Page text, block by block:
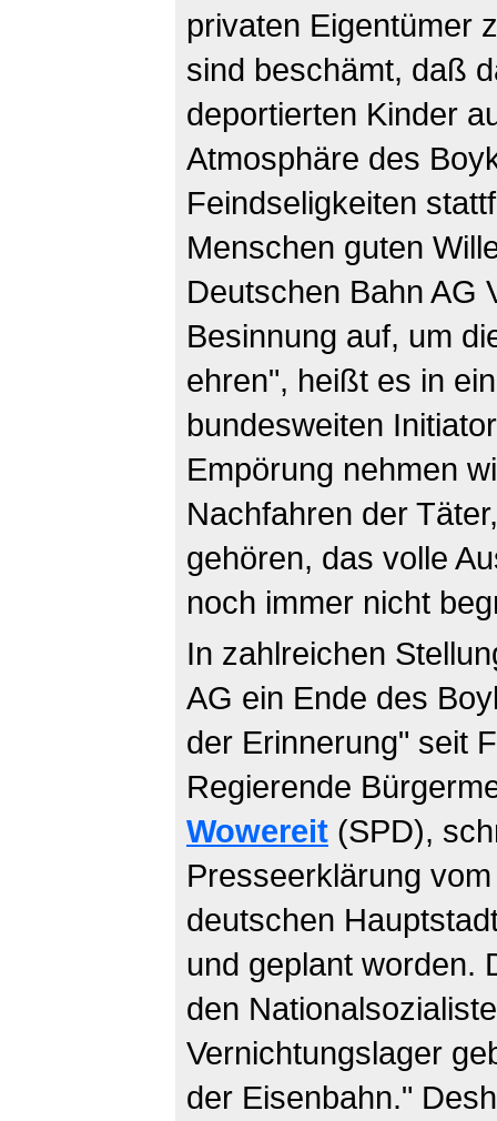
privaten Eigentümer
sind beschämt, daß
deportierten Kinder
Atmosphäre des
Feindseligkeiten
Menschen guten
Deutschen Bahn AG
Besinnung auf, um
ehren", heißt es in
bundesweiten
Empörung nehmen
Nachfahren der
gehören, das volle
noch immer nicht
In zahlreichen
AG ein Ende des
der Erinnerung" seit
Regierende
Wowereit (SPD),
Presseerklärung
deutschen
und geplant worden.
den
Vernichtungslager
der Eisenbahn."